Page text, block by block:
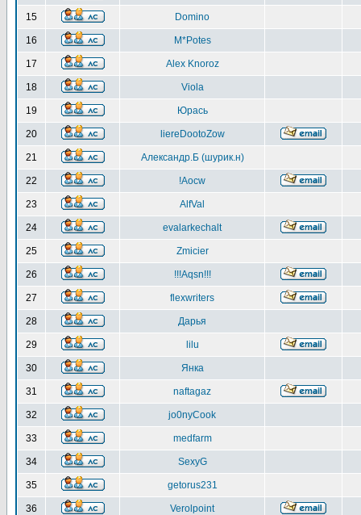
15 Domino
16 M*Potes
17 Alex Knoroz
18 Viola
19 Юрась
20 liereDootoZow
21 Александр.Б (шурик.н)
22 !Aocw
23 AlfVal
24 evalarkechalt
25 Zmicier
26 !!!Aqsn!!!
27 flexwriters
28 Дарья
29 lilu
30 Янка
31 naftagaz
32 jo0nyCook
33 medfarm
34 SexyG
35 getorus231
36 Verolpoint